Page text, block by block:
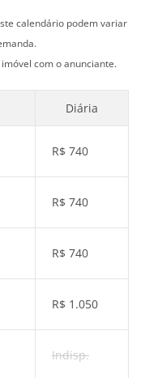
calendário podem variar
com o anunciante.
Diária
R$ 740
R$ 740
R$ 740
R$ 1.050
Indisp.